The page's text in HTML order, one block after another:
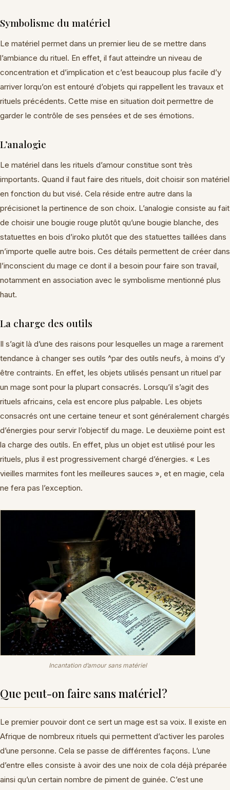
Symbolisme du matériel
Le matériel permet dans un premier lieu de se mettre dans
l’ambiance du rituel. En effet, il faut atteindre un niveau de
concentration et d’implication et c’est beaucoup plus facile d’y
arriver lorqu’on est entouré d’objets qui rappellent les travaux et
rituels précédents. Cette mise en situation doit permettre de
garder le contrôle de ses pensées et de ses émotions.
L’analogie
Le matériel dans les rituels d’amour constitue sont très
importants. Quand il faut faire des rituels, doit choisir son matériel
en fonction du but visé. Cela réside entre autre dans la
précisionet la pertinence de son choix. L’analogie consiste au fait
de choisir une bougie rouge plutôt qu’une bougie blanche, des
statuettes en bois d’iroko plutôt que des statuettes taillées dans
n’importe quelle autre bois. Ces détails permettent de créer dans
l’inconscient du mage ce dont il a besoin pour faire son travail,
notamment en association avec le symbolisme mentionné plus
haut.
La charge des outils
Il s’agit là d’une des raisons pour lesquelles un mage a rarement
tendance à changer ses outils ^par des outils neufs, à moins d’y
être contraints. En effet, les objets utilisés pensant un rituel par
un mage sont pour la plupart consacrés. Lorsqu’il s’agit des
rituels africains, cela est encore plus palpable. Les objets
consacrés ont une certaine teneur et sont généralement chargés
d’énergies pour servir l’objectif du mage. Le deuxième point est
la charge des outils. En effet, plus un objet est utilisé pour les
rituels, plus il est progressivement chargé d’énergies. « Les
vieilles marmites font les meilleures sauces », et en magie, cela
ne fera pas l’exception.
Incantation d’amour sans matériel
Que peut-on faire sans matériel?
Le premier pouvoir dont ce sert un mage est sa voix. Il existe en
Afrique de nombreux rituels qui permettent d’activer les paroles
d’une personne. Cela se passe de différentes façons. L’une
d’entre elles consiste à avoir des une noix de cola déjà préparée
ainsi qu’un certain nombre de piment de guinée. C’est une